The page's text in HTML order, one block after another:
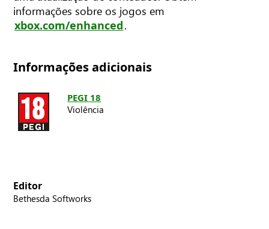
informações sobre os jogos em
xbox.com/enhanced.
Informações adicionais
PEGI 18
Violência
Editor
Bethesda Softworks